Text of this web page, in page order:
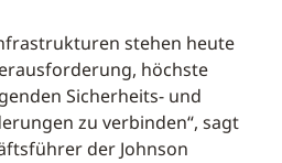
stehen heute
höchste
Sicherheits- und
zu verbinden“, sagt
der Johnson